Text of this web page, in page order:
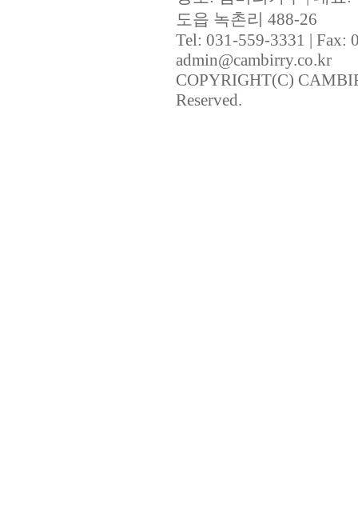
도읍 녹촌리 488-26
Tel: 031-559-3331 | Fax:
admin@cambirry.co.kr
COPYRIGHT(C)
Reserved.